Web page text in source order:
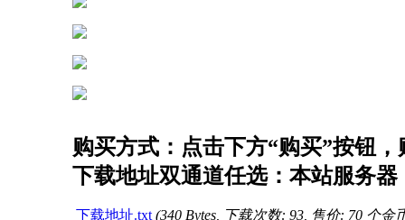
购买方式：点击下方“购买”按钮
下载地址双通道任选：本站服务
下载地址.txt (340 Bytes, 下载次数: 93, 售价: 70 个金